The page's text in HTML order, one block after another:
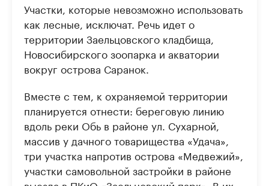
Участки, которые невозможно использовать
как лесные, исключат. Речь идет о
территории Заельцовского кладбища,
Новосибирского зоопарка и акватории
вокруг острова Саранок.
Вместе с тем, к охраняемой территории
планируется отнести: береговую линию
вдоль реки Обь в районе ул. Сухарной,
массив у дачного товарищества «Удача»,
три участка напротив острова «Медвежий»,
участки самовольной застройки в районе